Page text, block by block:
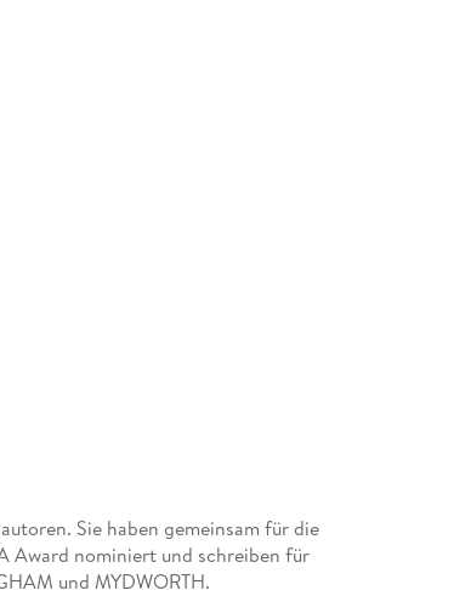
Sie haben gemeinsam für die
Award nominiert und schreiben für
und MYDWORTH.